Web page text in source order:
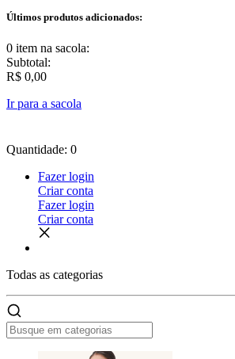
Últimos produtos adicionados:
0 item na sacola:
Subtotal:
R$ 0,00
Ir para a sacola
Quantidade: 0
Fazer login
Criar conta
Fazer login
Criar conta
Todas as categorias